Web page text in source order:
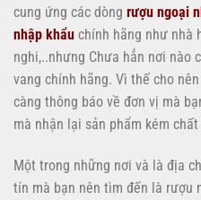
cung ứng các dòng rượu ngoại
nhập khẩu chính hãng như nhà
nghi,..nhưng Chưa hẳn nơi nào
vang chính hãng. Vì thế cho
càng thông báo về đơn vị mà
mà nhận lại sản phẩm kém
Một trong những nơi và là địa
tín mà bạn nên tìm đến là rượu